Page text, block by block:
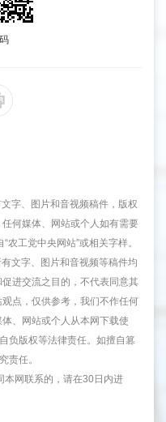
字、图片和音视频稿件，版权
何媒体、网站或个人如有需要
工党中央网站”或相关字样。
文字、图片和音视频等稿件均
进交流之目的，不代表同意其
点，仅供参考，我们不作任何
、网站或个人从本网下载使
负版权等法律责任。如擅自篡
责任。
网联系的，请在30日内进